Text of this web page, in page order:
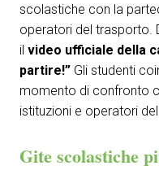
scolastiche con la
operatori del trasporto.
il video ufficiale della
partire!” Gli studenti
momento di confronto
istituzioni e operatori
Gite scolastiche